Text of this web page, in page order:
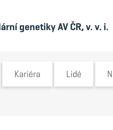
genetiky AV ČR, v. v. i.
Kariéra Lidé